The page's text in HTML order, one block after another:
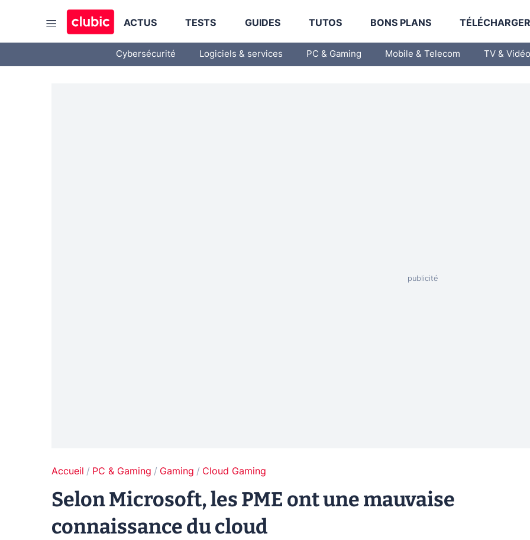
ACTUS TESTS GUIDES TUTOS BONS PLANS
Cybersécurité Logiciels & services PC & Gaming Mobile & Telecom TV & Vidéo
Accueil PC & Gaming Gaming Cloud Gaming
Selon Microsoft, les PME ont une mauvaise
connaissance du cloud